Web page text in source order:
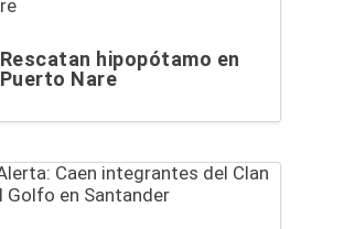
Rescatan hipopótamo en
Puerto Nare